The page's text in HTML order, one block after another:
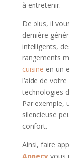
à entretenir.
De plus, il
dernière
intelligents,
rangements
cuisine en un
l’aide de
technologies
Par exemple,
silencieuse
confort.
Ainsi, faire
Annecyvous